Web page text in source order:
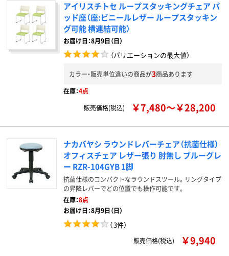
アイリスチトセ ループスタッキングチェア パ
ッド座（座:ビニールレザー ループスタッキン
グ可能 横連結可能）
お届け日：8月9日（日）
（バリエーションの最大値）
カラー・販売単位違いの商品が3商品あります
在庫：4点
販売価格(税込)
￥7,480～￥28,200
ナカバヤシ ラウンドレバーチェア（抗菌仕様）
オフィスチェア レザー張り 肘無し ブルーグレ
ー RZR-104GYB 1脚
抗菌仕様のコンパクトなラウンドスツール。リングタイプ
の昇降レバーでどの位置でも操作可能です。
在庫：8点
お届け日：8月9日（日）
（3件）
販売価格(税込) ￥9,940